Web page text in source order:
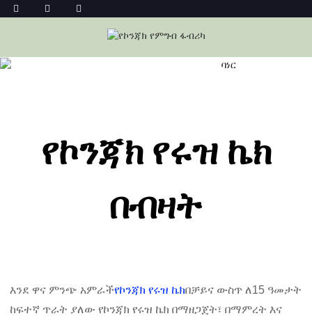
የኮንጃክ የሩዝ ኬክ ጅምላ ሽያጭ
የኮንጃክ የሩዝ ኬክ
በብዛት
እንደ ዋና ምንጭ አምራችየኮንጃክ የሩዝ ኬክበቻይና ውስጥ ለ15 ዓመታት
ከፍተኛ ጥራት ያለው የኮንጃክ የሩዝ ኬክ በማዘጋጀት፣ በማምረት እና